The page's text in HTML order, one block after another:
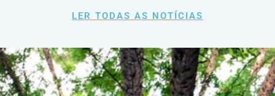
LER TODAS AS NOTÍCIAS